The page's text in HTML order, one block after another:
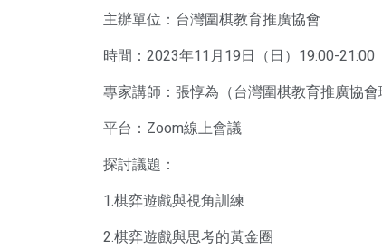
主辦單位：台灣圍棋教育推廣協會
時間：2023年11月19日（日）19:00-21:00
專家講師：張惇為（台灣圍棋教育推廣協
平台：Zoom線上會議
探討議題：
1.棋弈遊戲與視角訓練
2.棋弈遊戲與思考的黃金圈